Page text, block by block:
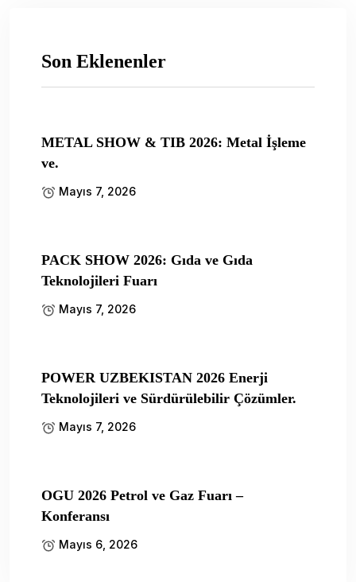
Son Eklenenler
METAL SHOW & TIB 2026: Metal İşleme
ve.
Mayıs 7, 2026
PACK SHOW 2026: Gıda ve Gıda
Teknolojileri Fuarı
Mayıs 7, 2026
POWER UZBEKISTAN 2026 Enerji
Teknolojileri ve Sürdürülebilir Çözümler.
Mayıs 7, 2026
OGU 2026 Petrol ve Gaz Fuarı –
Konferansı
Mayıs 6, 2026